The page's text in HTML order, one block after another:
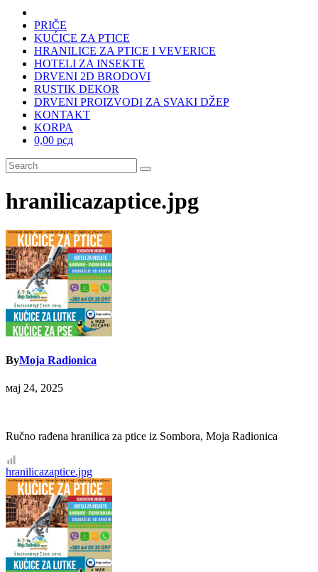
PRIČE
KUĆICE ZA PTICE
HRANILICE ZA PTICE I VEVERICE
HOTELI ZA INSEKTE
DRVENI 2D BRODOVI
RUSTIK DEKOR
DRVENI PROIZVODI ZA SVAKI DŽEP
KONTAKT
KORPA
0,00 рсд
hranilicazaptice.jpg
ByMoja Radionica
мај 24, 2025
Ručno rađena hranilica za ptice iz Sombora, Moja Radionica
Кретање
чланка
hranilicazaptice.jpg